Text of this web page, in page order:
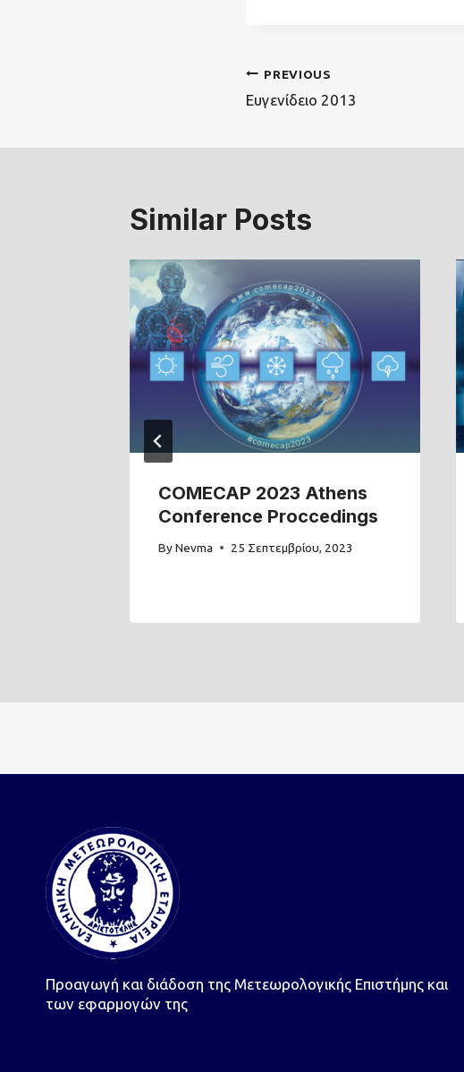
Πλοήγηση
άρθρων
PREVIOUS
Ευγενίδειο 2013
Similar Posts
COMECAP 2023 Athens
Conference Proccedings
ByNevma 25 Σεπτεμβρίου, 2023
Προαγωγή και διάδοση της Μετεωρολογικής Επιστήμης και
των εφαρμογών της